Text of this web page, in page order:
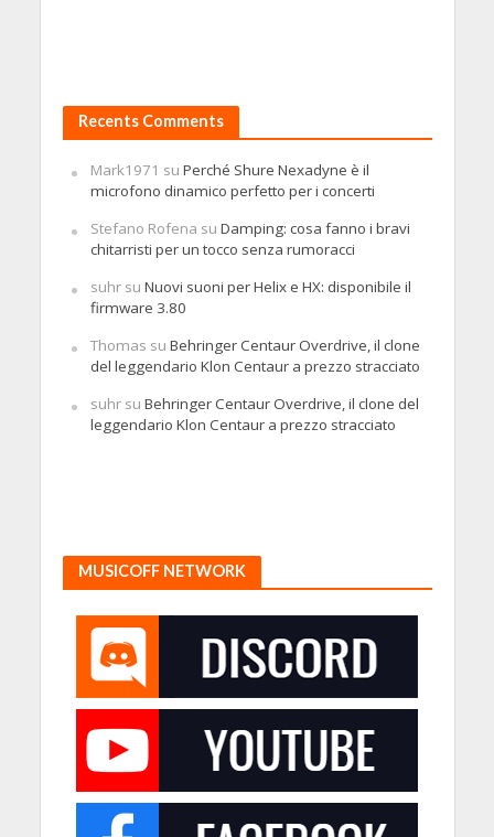
Recents Comments
Mark1971 su Perché Shure Nexadyne è il
microfono dinamico perfetto per i concerti
Stefano Rofena su Damping: cosa fanno i bravi
chitarristi per un tocco senza rumoracci
suhrsu Nuovi suoni per Helix e HX: disponibile il
firmware 3.80
Thomas su Behringer Centaur Overdrive, il clone
del leggendario Klon Centaur a prezzo stracciato
suhrsu Behringer Centaur Overdrive, il clone del
leggendario Klon Centaur a prezzo stracciato
MUSICOFF NETWORK